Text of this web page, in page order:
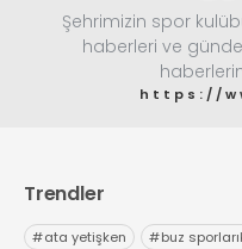
Şehrimizin spor
haberleri ve
https://
Trendler
#ata yetişken #buz